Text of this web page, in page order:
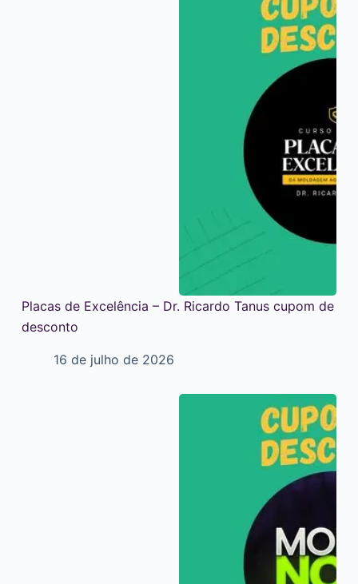
Placas de Excelência – Dr. Ricardo Tanus cupom de
desconto
16 de julho de 2026